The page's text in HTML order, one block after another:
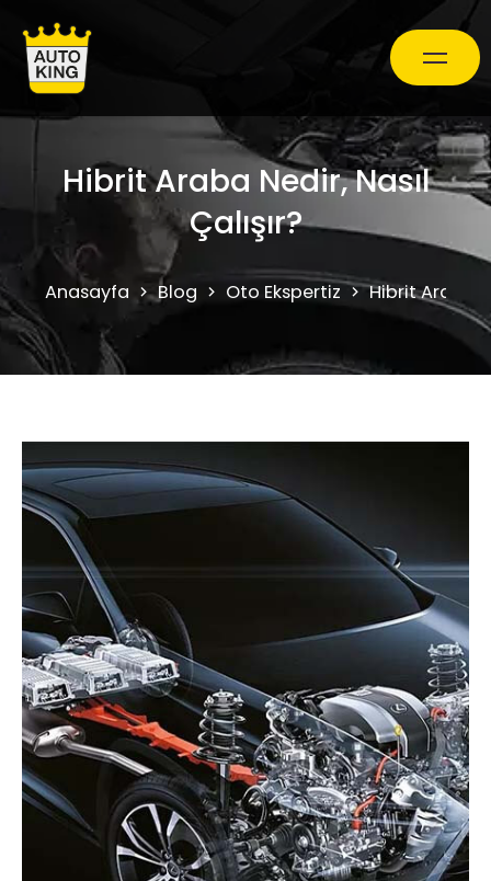
Araç Bakım ve Onarım
Oto Ekspertiz Hizmetleri
Kampanyalar
Randevu Al
Hibrit Araba Nedir, Nasıl
Çalışır?
Anasayfa Blog Oto Ekspertiz Hibrit Araba